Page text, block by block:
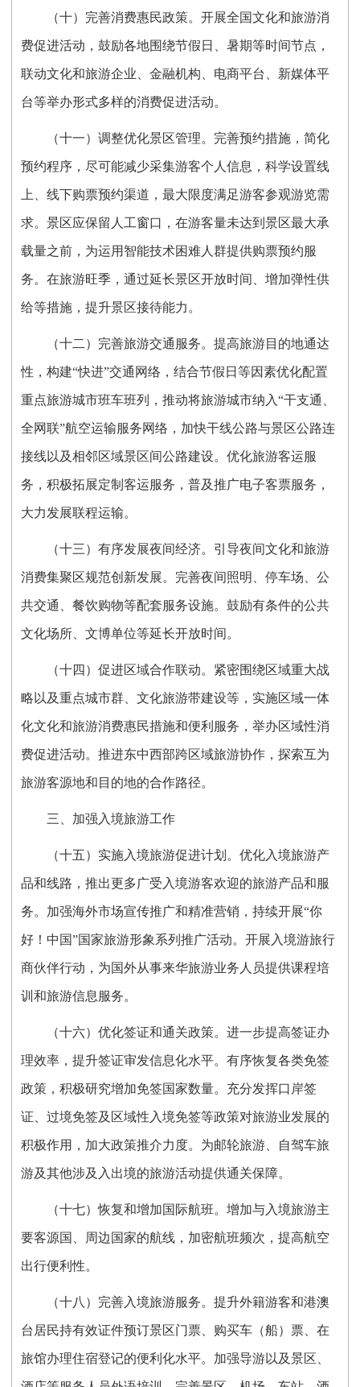
（十）完善消费惠民政策。开展全国文化和旅游消
费促进活动，鼓励各地围绕节假日、暑期等时间节点，
联动文化和旅游企业、金融机构、电商平台、新媒体平
台等举办形式多样的消费促进活动。
（十一）调整优化景区管理。完善预约措施，简化
预约程序，尽可能减少采集游客个人信息，科学设置线
上、线下购票预约渠道，最大限度满足游客参观游览需
求。景区应保留人工窗口，在游客量未达到景区最大承
载量之前，为运用智能技术困难人群提供购票预约服
务。在旅游旺季，通过延长景区开放时间、增加弹性供
给等措施，提升景区接待能力。
（十二）完善旅游交通服务。提高旅游目的地通达
性，构建“快进”交通网络，结合节假日等因素优化配置
重点旅游城市班车班列，推动将旅游城市纳入“干支通、
全网联”航空运输服务网络，加快干线公路与景区公路连
接线以及相邻区域景区间公路建设。优化旅游客运服
务，积极拓展定制客运服务，普及推广电子客票服务，
大力发展联程运输。
（十三）有序发展夜间经济。引导夜间文化和旅游
消费集聚区规范创新发展。完善夜间照明、停车场、公
共交通、餐饮购物等配套服务设施。鼓励有条件的公共
文化场所、文博单位等延长开放时间。
（十四）促进区域合作联动。紧密围绕区域重大战
略以及重点城市群、文化旅游带建设等，实施区域一体
化文化和旅游消费惠民措施和便利服务，举办区域性消
费促进活动。推进东中西部跨区域旅游协作，探索互为
旅游客源地和目的地的合作路径。
三、加强入境旅游工作
（十五）实施入境旅游促进计划。优化入境旅游产
品和线路，推出更多广受入境游客欢迎的旅游产品和服
务。加强海外市场宣传推广和精准营销，持续开展“你
好！中国”国家旅游形象系列推广活动。开展入境游旅行
商伙伴行动，为国外从事来华旅游业务人员提供课程培
训和旅游信息服务。
（十六）优化签证和通关政策。进一步提高签证办
理效率，提升签证审发信息化水平。有序恢复各类免签
政策，积极研究增加免签国家数量。充分发挥口岸签
证、过境免签及区域性入境免签等政策对旅游业发展的
积极作用，加大政策推介力度。为邮轮旅游、自驾车旅
游及其他涉及入出境的旅游活动提供通关保障。
（十七）恢复和增加国际航班。增加与入境旅游主
要客源国、周边国家的航线，加密航班频次，提高航空
出行便利性。
（十八）完善入境旅游服务。提升外籍游客和港澳
台居民持有效证件预订景区门票、购买车（船）票、在
旅馆办理住宿登记的便利化水平。加强导游以及景区、